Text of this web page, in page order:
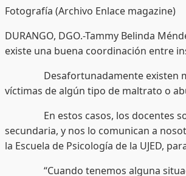
Fotografía (Archivo Enlace magazine)
DURANGO, DGO.-Tammy Belinda
existe una buena coordinación entre
Desafortunadamente existen
víctimas de algún tipo de maltrato o
En estos casos, los docentes son
secundaria, y nos lo comunican a
la Escuela de Psicología de la UJED,
“Cuando tenemos alguna